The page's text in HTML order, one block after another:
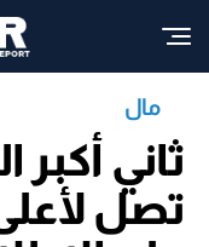
مال
ثاني أكبر
تصل